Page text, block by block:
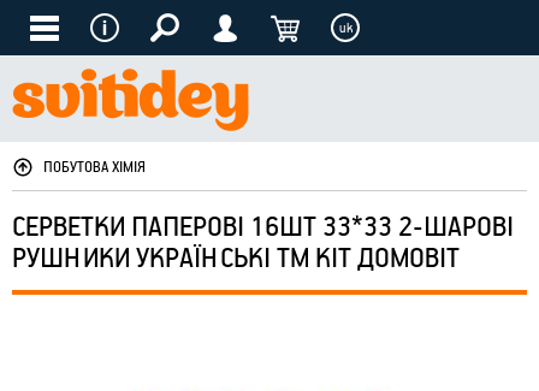
uk
ПОБУТОВА ХІМІЯ
СЕРВЕТКИ ПАПЕРОВІ 16ШТ 33*33 2-ШАРОВІ
РУШНИКИ УКРАЇНСЬКІ ТМ КІТ ДОМОВІТ